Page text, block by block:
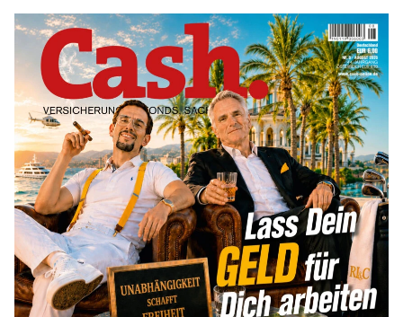
Überblick – Tabelle mit Kreditbeträgen
und Einkommensgrenzen
mehr
Mütterrente III Tabelle: So viel Renten-
Nachzahlung ist pro Kind möglich
mehr
Apple-Aktie nach Quartalszahlen: Ist der
Kursrückgang jetzt eine Kaufchance?
mehr